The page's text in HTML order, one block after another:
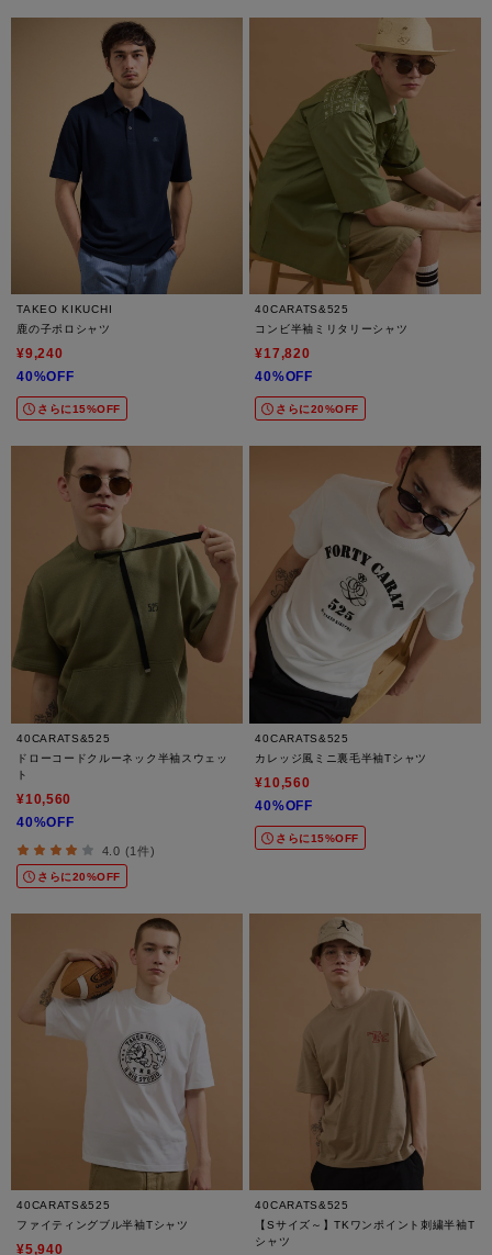
TAKEO KIKUCHI
鹿の子ポロシャツ
¥9,240
40%OFF
さらに15%OFF
40CARATS&525
コンビ半袖ミリタリーシャツ
¥17,820
40%OFF
さらに20%OFF
40CARATS&525
ドローコードクルーネック半袖スウェッ
ト
¥10,560
40%OFF
4.0 (1件)
さらに20%OFF
40CARATS&525
カレッジ風ミニ裏毛半袖Tシャツ
¥10,560
40%OFF
さらに15%OFF
40CARATS&525
ファイティングブル半袖Tシャツ
¥5,940
40CARATS&525
【Sサイズ～】TKワンポイント刺繍半袖T
シャツ